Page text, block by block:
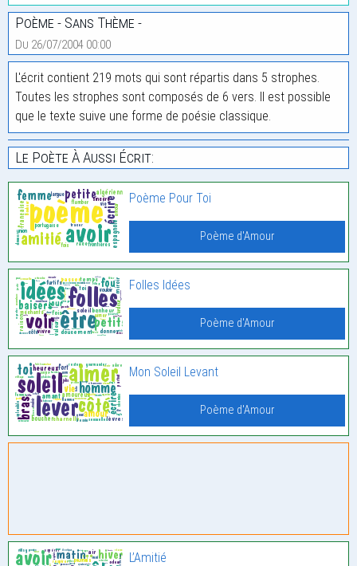
Poème - Sans Thème -
Du 26/07/2004 00:00
L'écrit contient 219 mots qui sont répartis dans 5 strophes.
Toutes les strophes sont composés de 6 vers. Il est possible
que le texte suive une forme de poésie classique.
Le Poète À Aussi Écrit:
Poème Pour Toi
Poème d'Amour
Folles Idées
Poème d'Amour
Mon Soleil Levant
Poème d'Amour
L’Amitié